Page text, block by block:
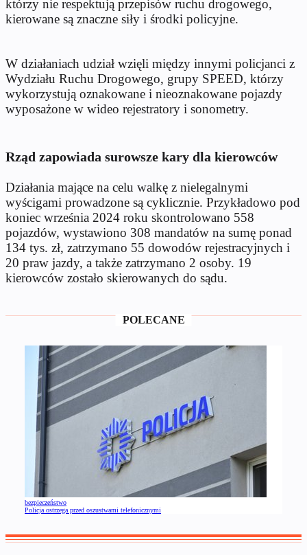
którzy nie respektują przepisów ruchu drogowego,
kierowane są znaczne siły i środki policyjne.
W działaniach udział wzięli między innymi policjanci z
Wydziału Ruchu Drogowego, grupy SPEED, którzy
wykorzystują oznakowane i nieoznakowane pojazdy
wyposażone w wideo rejestratory i sonometry.
Rząd zapowiada surowsze kary dla kierowców
Działania mające na celu walkę z nielegalnymi
wyścigami prowadzone są cyklicznie. Przykładowo pod
koniec września 2024 roku skontrolowano 558
pojazdów, wystawiono 308 mandatów na sumę ponad
134 tys. zł, zatrzymano 55 dowodów rejestracyjnych i
20 praw jazdy, a także zatrzymano 2 osoby. 19
kierowców zostało skierowanych do sądu.
POLECANE
bezpieczeństwo
Policja ostrzega przed oszustwami telefonicznymi